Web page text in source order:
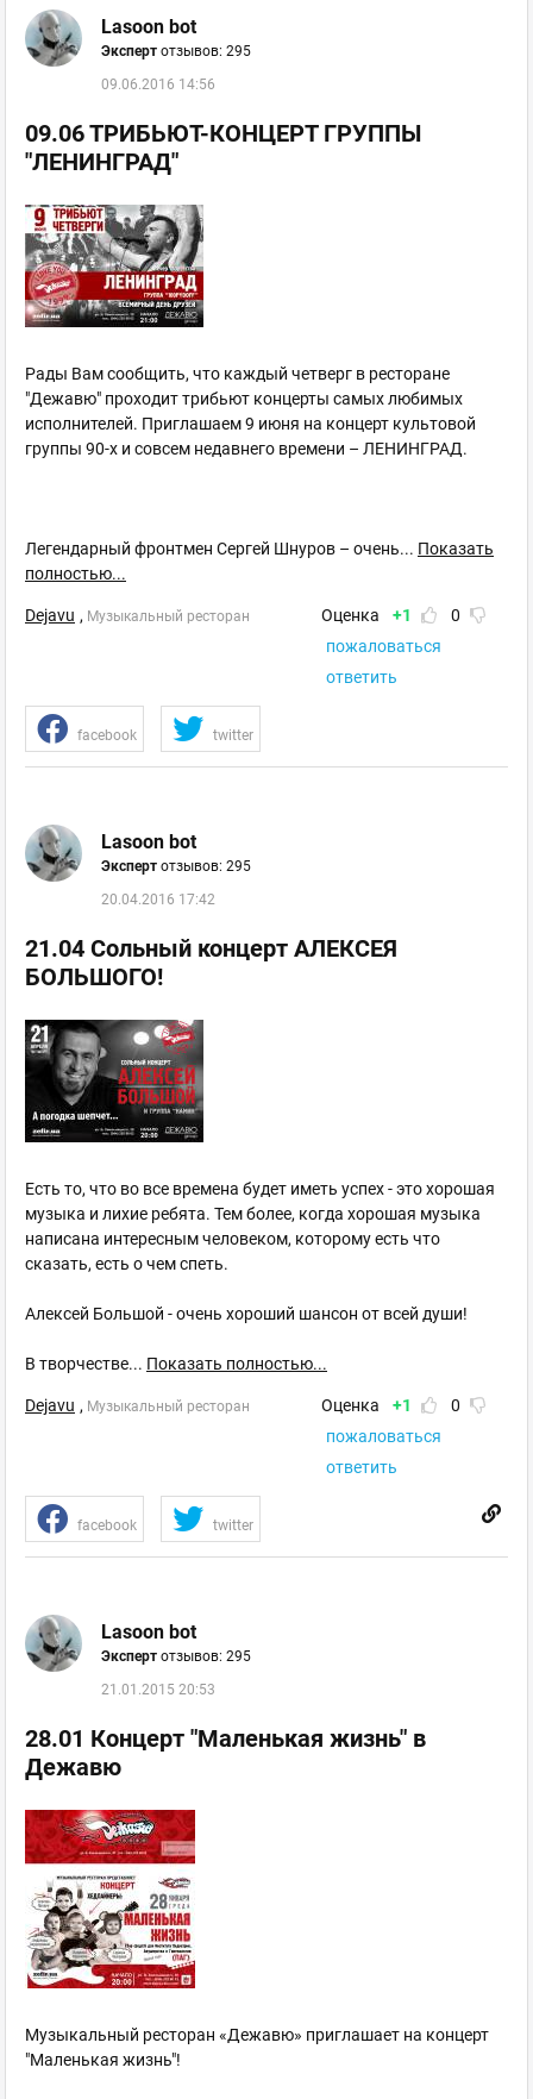
Lasoon bot
Эксперт отзывов: 295
09.06.2016 14:56
09.06 ТРИБЬЮТ-КОНЦЕРТ ГРУППЫ
"ЛЕНИНГРАД"
Рады Вам сообщить, что каждый четверг в ресторане
"Дежавю" проходит трибьют концерты самых любимых
исполнителей. Приглашаем 9 июня на концерт культовой
группы 90-х и совсем недавнего времени – ЛЕНИНГРАД.
Легендарный фронтмен Сергей Шнуров – очень... Показать
полностью...
Dejavu , Музыкальный ресторан Оценка +1
0
пожаловаться
ответить
facebook twitter
Lasoon bot
Эксперт отзывов: 295
20.04.2016 17:42
21.04 Сольный концерт АЛЕКСЕЯ
БОЛЬШОГО!
Есть то, что во все времена будет иметь успех - это хорошая
музыка и лихие ребята. Тем более, когда хорошая музыка
написана интересным человеком, которому есть что
сказать, есть о чем спеть.
Алексей Большой - очень хороший шансон от всей души!
В творчестве... Показать полностью...
Dejavu , Музыкальный ресторан Оценка +1
0
пожаловаться
ответить
facebook twitter
Lasoon bot
Эксперт отзывов: 295
21.01.2015 20:53
28.01 Концерт "Маленькая жизнь" в
Дежавю
Музыкальный ресторан «Дежавю» приглашает на концерт
"Маленькая жизнь"!